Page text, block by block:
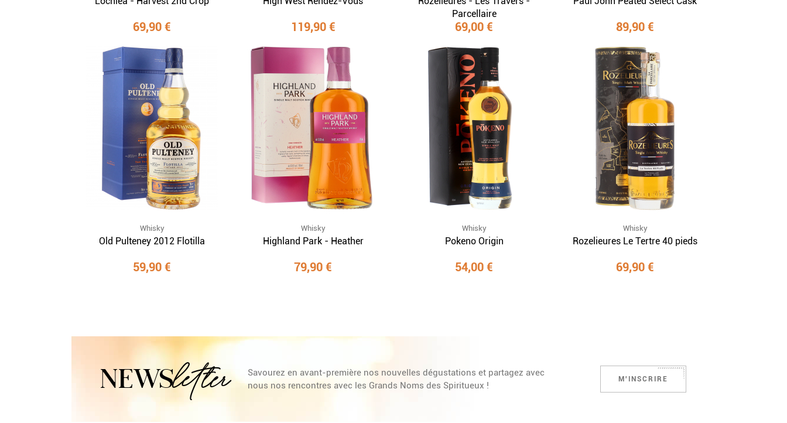
69,90 € 119,90 €
Parcellaire
69,00 € 89,90 €
Whisky
Old Pulteney 2012 Flotilla
59,90 €
Whisky
Highland Park - Heather
79,90 €
Whisky
Pokeno Origin
54,00 €
Whisky
Rozelieures Le Tertre 40 pieds
69,90 €
NEWSletter
Savourez en avant-première nos nouvelles dégustations et partagez avec
nous nos rencontres avec les Grands Noms des Spiritueux !
M'INSCRIRE